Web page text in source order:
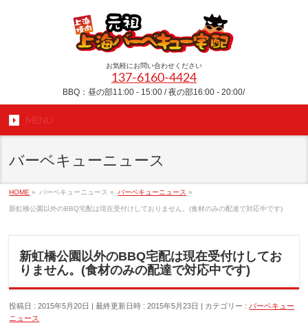
お気軽にお問い合わせください
137-6160-4424
BBQ：昼の部11:00 - 15:00 / 夜の部16:00 - 20:00/
MENU
バーベキューニュース
HOME » バーベキューニュース » バーベキューニュース »
新虹橋公園以外のBBQ宅配は現在受付けしておりません。(食材のみの配達で対応中です)
新虹橋公園以外のBBQ宅配は現在受付けしてお
りません。(食材のみの配達で対応中です)
投稿日 : 2015年5月20日 最終更新日時 : 2015年5月23日 カテゴリー : バーベキュー
ニュース